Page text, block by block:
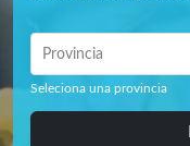
Provincia
Seleciona una provincia